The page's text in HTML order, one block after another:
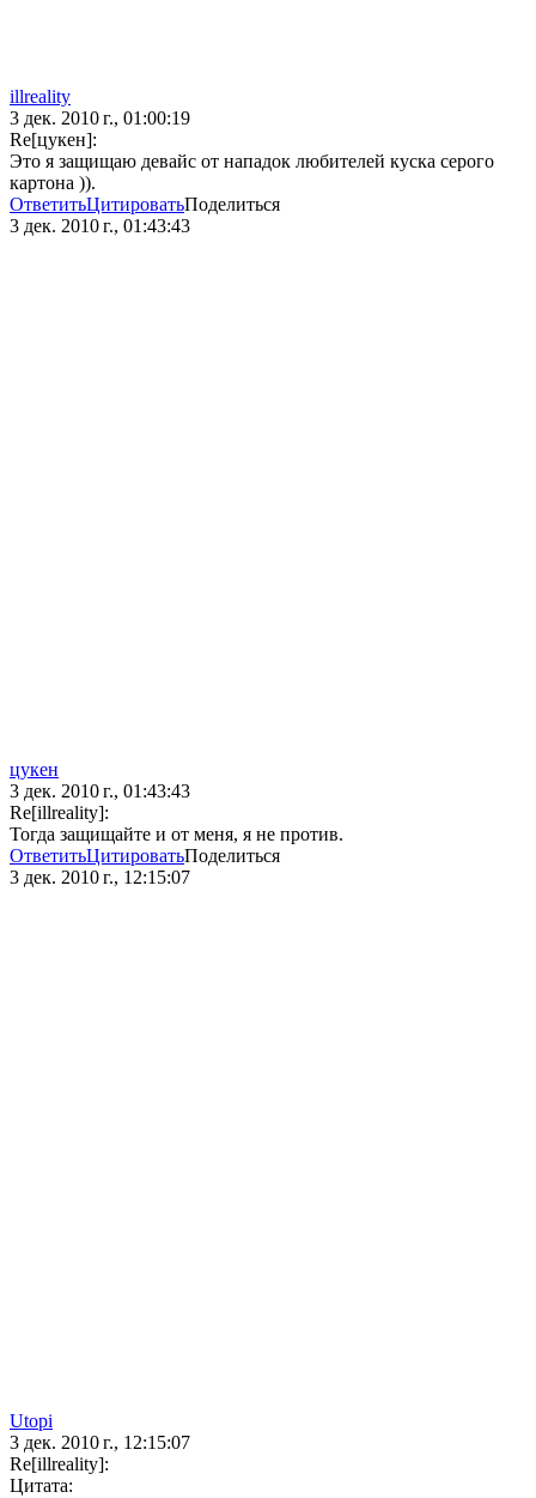
illreality
3 дек. 2010 г., 01:00:19
Re[цукен]:
Это я защищаю девайс от нападок любителей куска серого
картона )).
ОтветитьЦитироватьПоделиться
3 дек. 2010 г., 01:43:43
цукен
3 дек. 2010 г., 01:43:43
Re[illreality]:
Тогда защищайте и от меня, я не против.
ОтветитьЦитироватьПоделиться
3 дек. 2010 г., 12:15:07
Utopi
3 дек. 2010 г., 12:15:07
Re[illreality]:
Цитата: